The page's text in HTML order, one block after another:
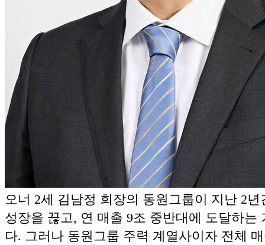
오너 2세 김남정 회장의 동원그룹이 지난 2년
성장을 끊고, 연 매출 9조 중반대에 도달하는
다. 그러나 동원그룹 주력 계열사이자 전체